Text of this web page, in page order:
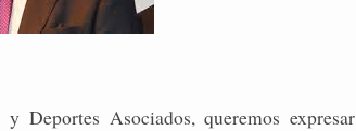
Deportes Asociados, queremos expresar